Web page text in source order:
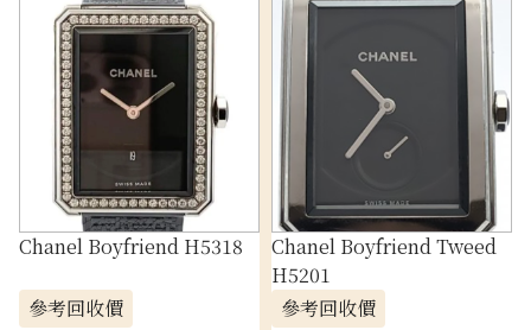
Chanel Boyfriend H5318
參考回收價
Chanel Boyfriend Tweed
H5201
參考回收價